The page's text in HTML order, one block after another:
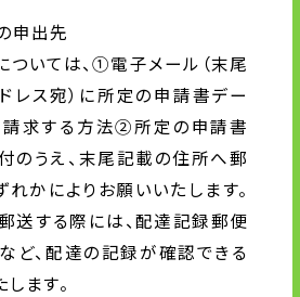
申出先
ついては、①電子メール（末尾
レス宛）に所定の申請書デー
請求する方法②所定の申請書
のうえ、末尾記載の住所へ郵
かによりお願いいたします。
送する際には、配達記録郵便
ど、配達の記録が確認できる
ます。